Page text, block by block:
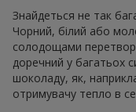
Знайдеться не так
Чорний, білий або
солодощами
доречний у багатьох
шоколаду, як,
отримувачу тепло в